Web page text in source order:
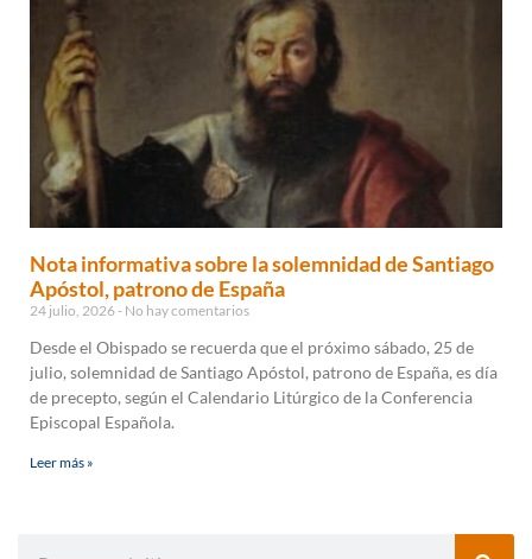
Nota informativa sobre la solemnidad de Santiago
Apóstol, patrono de España
24 julio, 2026 No hay comentarios
Desde el Obispado se recuerda que el próximo sábado, 25 de
julio, solemnidad de Santiago Apóstol, patrono de España, es día
de precepto, según el Calendario Litúrgico de la Conferencia
Episcopal Española.
Leer más »